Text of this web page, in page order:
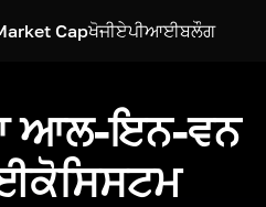
Capਖੋਜੀਏਪੀਆਈਬਲੌਗ
ਆਲ-ਇਨ-ਵਨ